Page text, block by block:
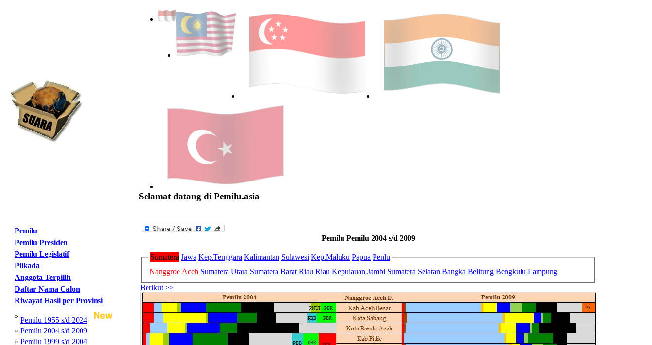
Selamat datang di Pemilu.asia
Pemilu
Pemilu Presiden
Pemilu Legislatif
Pilkada
Anggota Terpilih
Daftar Nama Calon
Riwayat Hasil per Provinsi
» Pemilu 1955 s/d 2024
» Pemilu 2004 s/d 2009
» Pemilu 1999 s/d 2004
Pemilu Pemilu 2004 s/d 2009
Sumatera Jawa Kep.Tenggara Kalimantan Sulawesi Kep.Maluku Papua Penlu
Nanggroe Aceh Sumatera Utara Sumatera Barat Riau Riau Kepulauan Jambi Sumatera Selatan Bangka Belitung Bengkulu Lampung
Berikut >>